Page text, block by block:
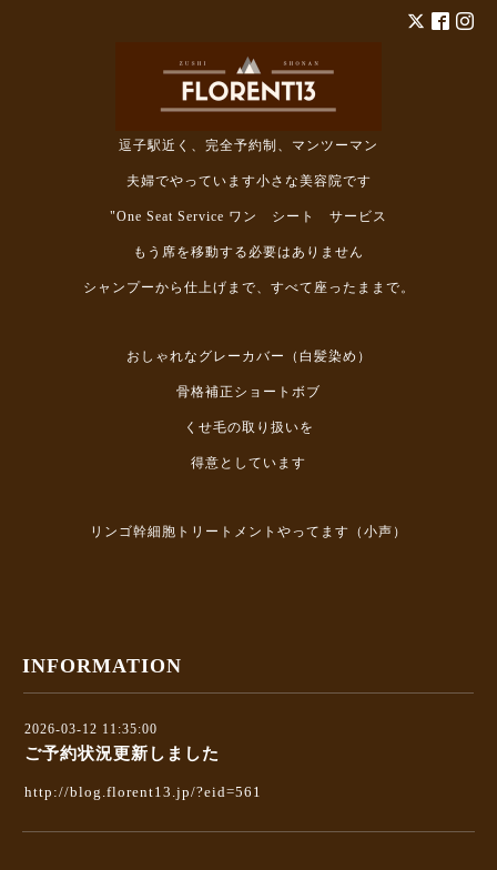
逗子駅近く、完全予約制、マンツーマン
夫婦でやっています小さな美容院です
"One Seat Service ワン シート サービス
もう席を移動する必要はありません
シャンプーから仕上げまで、すべて座ったままで。
おしゃれなグレーカバー（白髪染め）
骨格補正ショートボブ
くせ毛の取り扱いを
得意としています
リンゴ幹細胞トリートメントやってます（小声）
INFORMATION
2026-03-12 11:35:00
ご予約状況更新しました
http://blog.florent13.jp/?eid=561